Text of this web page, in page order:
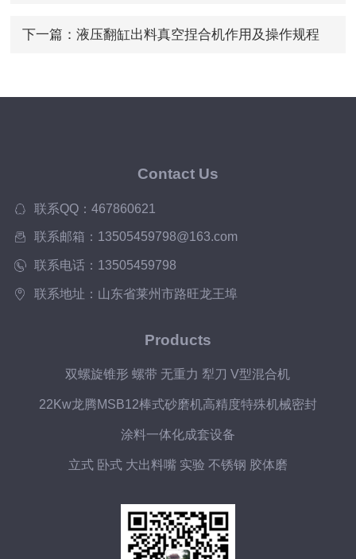
下一篇： 液压翻缸出料真空捏合机作用及操作规程
Contact Us
联系QQ：467860621
联系邮箱：13505459798@163.com
联系电话：13505459798
联系地址：山东省莱州市路旺龙王埠
Products
双螺旋锥形 螺带 无重力 犁刀 V型混合机
22Kw龙腾MSB12棒式砂磨机高精度特殊机械密封
涂料一体化成套设备
立式 卧式 大出料嘴 实验 不锈钢 胶体磨